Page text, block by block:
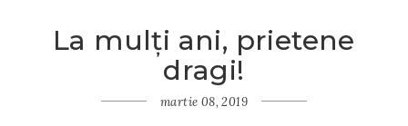
La mulți ani, prietene
dragi!
martie 08, 2019